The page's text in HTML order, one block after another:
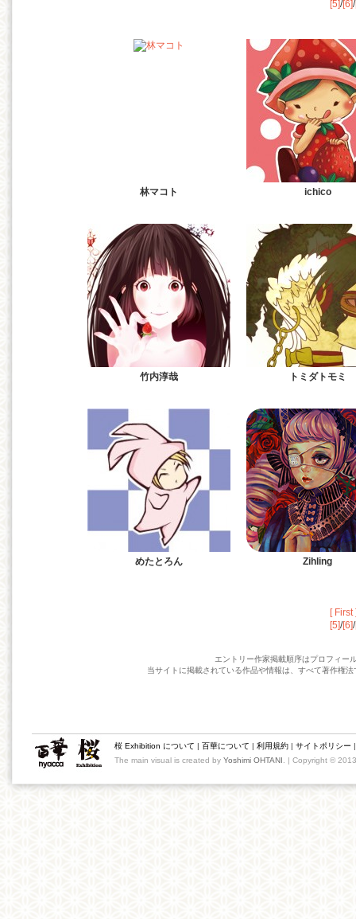
[5]/[6]/
林マコト ichico
竹内淳哉 トミダトモミ
めたとろん Zihling
[ First
[5]/[6]/
エントリー作家掲載順序はプロフィー
当サイトに掲載されている作品や情報は、すべて著作権
桜 Exhibition について | 百華について | 利用規約 | サイトポリシー
The main visual is created by Yoshimi OHTANI . | Copyright ©